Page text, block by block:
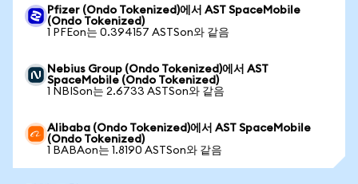
Pfizer (Ondo Tokenized)에서 AST SpaceMobile
(Ondo Tokenized)
1 PFEon는 0.394157 ASTSon와 같음
Nebius Group (Ondo Tokenized)에서 AST
SpaceMobile (Ondo Tokenized)
1 NBISon는 2.6733 ASTSon와 같음
Alibaba (Ondo Tokenized)에서 AST SpaceMobile
(Ondo Tokenized)
1 BABAon는 1.8190 ASTSon와 같음